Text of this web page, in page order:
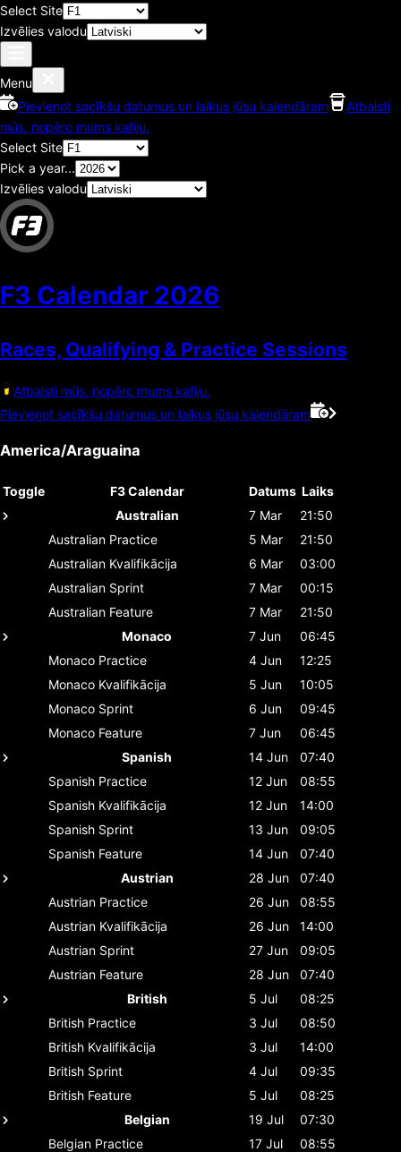
Select Site
Izvēlies valodu
Menu
Pievienot sacīkšu datumus un laikus jūsu kalendāram
Atbalsti
mūs, nopērc mums kafiju.
Select Site
Pick a year...
Izvēlies valodu
F3 Calendar 2026
Races, Qualifying & Practice Sessions
Atbalsti mūs, nopērc mums kafiju.
Pievienot sacīkšu datumus un laikus jūsu kalendāram
America/Araguaina
Toggle F3 Calendar Datums Laiks
Australian
7 Mar
21:50
Australian Practice 5 Mar
21:50
Australian Kvalifikācija 6 Mar
03:00
Australian Sprint 7 Mar
00:15
Australian Feature 7 Mar
21:50
Monaco
7 Jun
06:45
Monaco Practice 4 Jun
12:25
Monaco Kvalifikācija 5 Jun
10:05
Monaco Sprint 6 Jun
09:45
Monaco Feature 7 Jun
06:45
Spanish
14 Jun
07:40
Spanish Practice 12 Jun
08:55
Spanish Kvalifikācija 12 Jun
14:00
Spanish Sprint 13 Jun
09:05
Spanish Feature 14 Jun
07:40
Austrian
28 Jun
07:40
Austrian Practice 26 Jun
08:55
Austrian Kvalifikācija 26 Jun
14:00
Austrian Sprint 27 Jun
09:05
Austrian Feature 28 Jun
07:40
British
5 Jul
08:25
British Practice 3 Jul
08:50
British Kvalifikācija 3 Jul
14:00
British Sprint 4 Jul
09:35
British Feature 5 Jul
08:25
Belgian
19 Jul
07:30
Belgian Practice 17 Jul
08:55